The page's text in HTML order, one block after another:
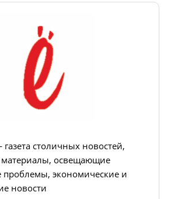
столичных новостей,
материалы, освещающие
проблемы, экономические и
новости